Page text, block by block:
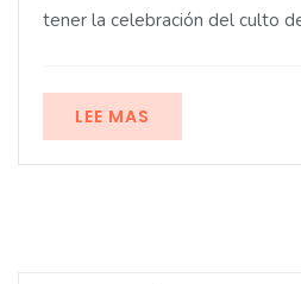
tener la celebración del culto
LEE MAS